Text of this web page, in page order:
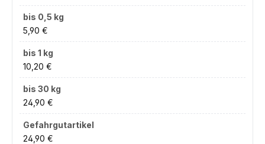
5,90 €
10,20 €
24,90 €
24,90 €